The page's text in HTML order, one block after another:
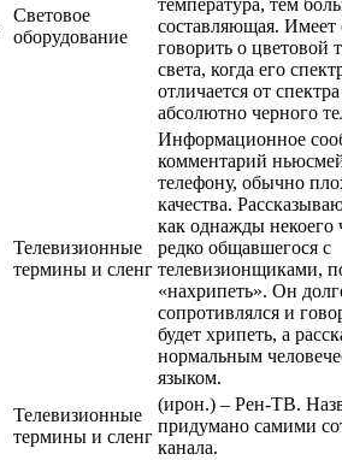
Световое
оборудование
температура, тем
составляющая. Имеет
говорить о цветовой
света, когда его
отличается от
абсолютно черного
Телевизионные
термины и сленг
Информационное
комментарий
телефону, обычно
качества.
как однажды некоего
редко общавшегося с
телевизионщиками,
«нахрипеть». Он
сопротивлялся и
будет хрипеть, а
нормальным
языком.
Телевизионные
термины и сленг
(ирон.) – Рен-ТВ.
придумано самими
канала.